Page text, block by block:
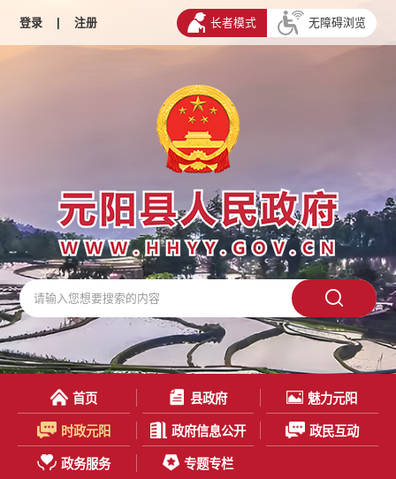
登录 | 注册 长者模式 无障碍浏览
首页 县政府 魅力元阳
时政元阳 政府信息公开 政民互动
政务服务 专题专栏